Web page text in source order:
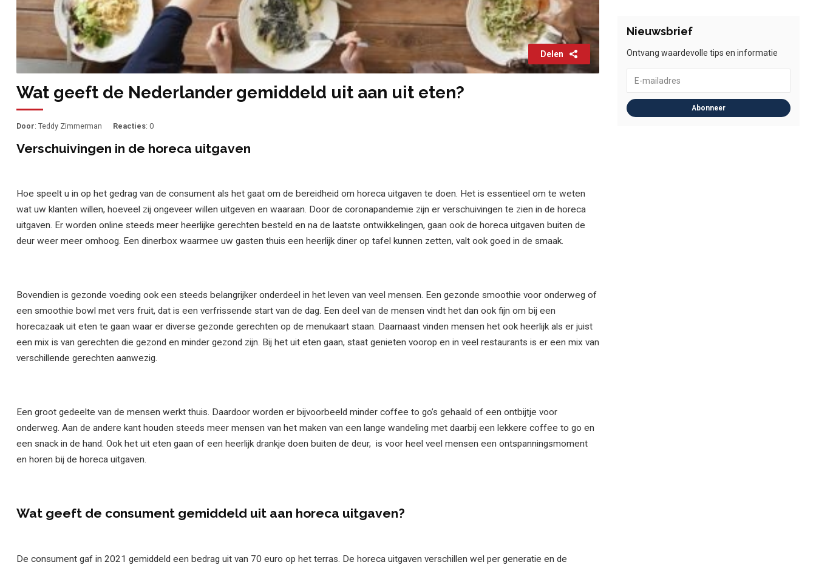
Delen
Wat geeft de Nederlander gemiddeld uit aan uit eten?
Door: Teddy Zimmerman Reacties: 0
Verschuivingen in de horeca uitgaven
Hoe speelt u in op het gedrag van de consument als het gaat om de bereidheid om horeca uitgaven te doen. Het is essentieel om te weten
wat uw klanten willen, hoeveel zij ongeveer willen uitgeven en waaraan. Door de coronapandemie zijn er verschuivingen te zien in de horeca
uitgaven. Er worden online steeds meer heerlijke gerechten besteld en na de laatste ontwikkelingen, gaan ook de horeca uitgaven buiten de
deur weer meer omhoog. Een dinerbox waarmee uw gasten thuis een heerlijk diner op tafel kunnen zetten, valt ook goed in de smaak.
Bovendien is gezonde voeding ook een steeds belangrijker onderdeel in het leven van veel mensen. Een gezonde smoothie voor onderweg of
een smoothie bowl met vers fruit, dat is een verfrissende start van de dag. Een deel van de mensen vindt het dan ook fijn om bij een
horecazaak uit eten te gaan waar er diverse gezonde gerechten op de menukaart staan. Daarnaast vinden mensen het ook heerlijk als er juist
een mix is van gerechten die gezond en minder gezond zijn. Bij het uit eten gaan, staat genieten voorop en in veel restaurants is er een mix van
verschillende gerechten aanwezig.
Een groot gedeelte van de mensen werkt thuis. Daardoor worden er bijvoorbeeld minder coffee to go’s gehaald of een ontbijtje voor
onderweg. Aan de andere kant houden steeds meer mensen van het maken van een lange wandeling met daarbij een lekkere coffee to go en
een snack in de hand. Ook het uit eten gaan of een heerlijk drankje doen buiten de deur, is voor heel veel mensen een ontspanningsmoment
en horen bij de horeca uitgaven.
Wat geeft de consument gemiddeld uit aan horeca uitgaven?
De consument gaf in 2021 gemiddeld een bedrag uit van 70 euro op het terras. De horeca uitgaven verschillen wel per generatie en de
Nieuwsbrief
Ontvang waardevolle tips en informatie
Abonneer